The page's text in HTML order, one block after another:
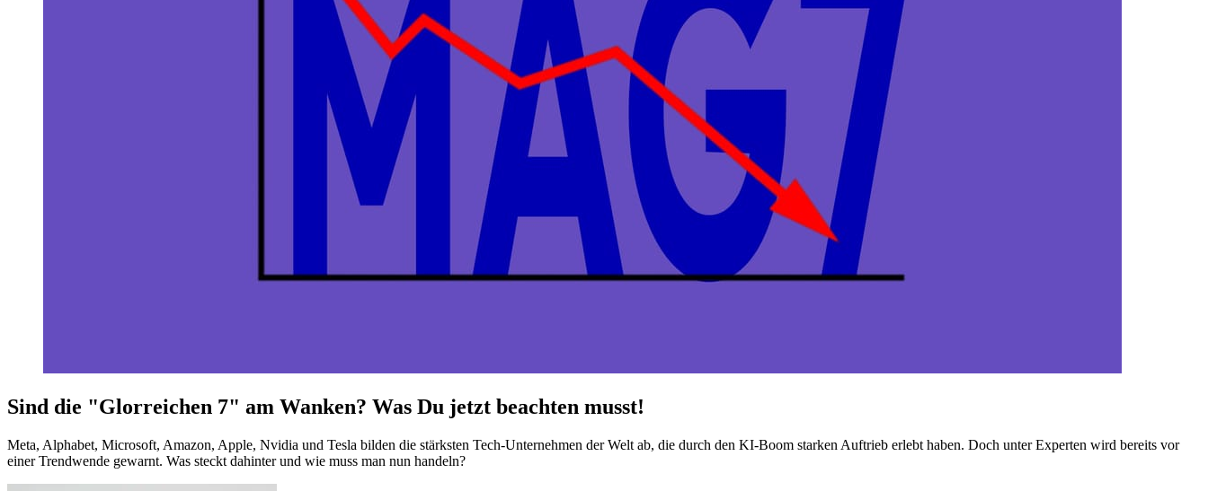
Sind die "Glorreichen 7" am Wanken? Was Du jetzt beachten musst!
Meta, Alphabet, Microsoft, Amazon, Apple, Nvidia und Tesla bilden die stärksten Tech-Unternehmen der Welt ab, die durch den KI-Boom starken Auftrieb erlebt haben. Doch unter Experten wird bereits vor
einer Trendwende gewarnt. Was steckt dahinter und wie muss man nun handeln?